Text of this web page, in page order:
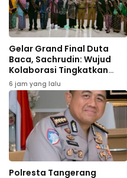
Gelar Grand Final Duta
Baca, Sachrudin: Wujud
Kolaborasi Tingkatkan
Literasi Anak Muda
6 jam yang lalu
Polresta Tangerang